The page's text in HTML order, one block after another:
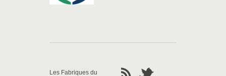
Les Fabriques du